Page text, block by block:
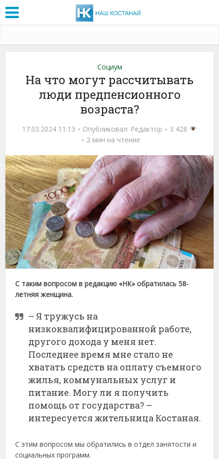
Социум
На что могут рассчитывать
люди предпенсионного
возраста?
17.03.2024 11:13 Опубликовал: Редактор
3 428
2 мин на чтение
С таким вопросом в редакцию «НК» обратилась 58-
летняя женщина.
– Я тружусь на
низкоквалифицированной работе,
другого дохода у меня нет.
Последнее время мне стало не
хватать средств на оплату съемного
жилья, коммунальных услуг и
питание. Могу ли я получить
помощь от государства? –
интересуется жительница Костаная.
С этим вопросом мы обратились в отдел занятости и
социальных программ.